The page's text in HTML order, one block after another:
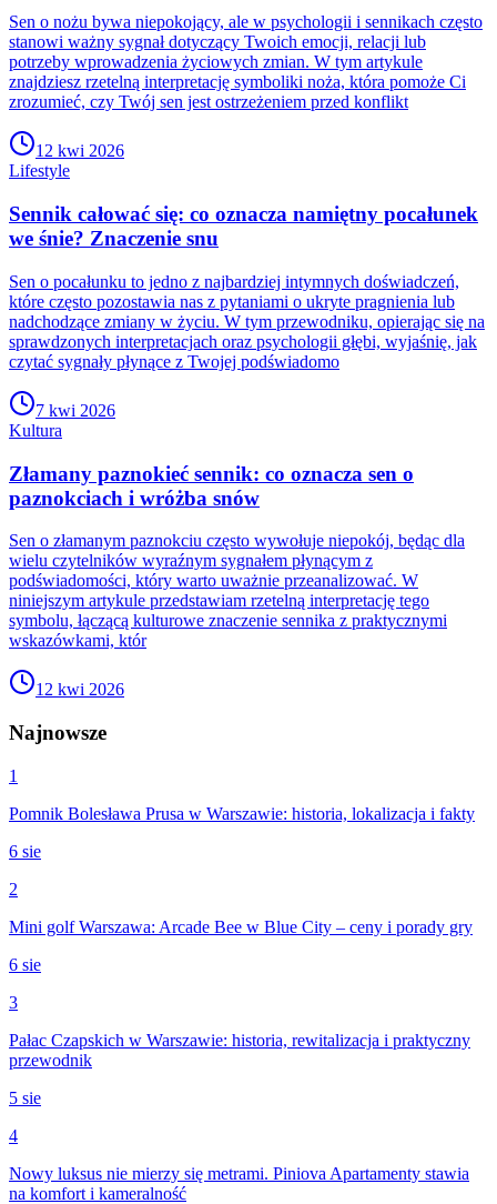
Sen o nożu bywa niepokojący, ale w psychologii i sennikach często
stanowi ważny sygnał dotyczący Twoich emocji, relacji lub
potrzeby wprowadzenia życiowych zmian. W tym artykule
znajdziesz rzetelną interpretację symboliki noża, która pomoże Ci
zrozumieć, czy Twój sen jest ostrzeżeniem przed konflikt
12 kwi 2026
Lifestyle
Sennik całować się: co oznacza namiętny pocałunek
we śnie? Znaczenie snu
Sen o pocałunku to jedno z najbardziej intymnych doświadczeń,
które często pozostawia nas z pytaniami o ukryte pragnienia lub
nadchodzące zmiany w życiu. W tym przewodniku, opierając się na
sprawdzonych interpretacjach oraz psychologii głębi, wyjaśnię, jak
czytać sygnały płynące z Twojej podświadomo
7 kwi 2026
Kultura
Złamany paznokieć sennik: co oznacza sen o
paznokciach i wróżba snów
Sen o złamanym paznokciu często wywołuje niepokój, będąc dla
wielu czytelników wyraźnym sygnałem płynącym z
podświadomości, który warto uważnie przeanalizować. W
niniejszym artykule przedstawiam rzetelną interpretację tego
symbolu, łączącą kulturowe znaczenie sennika z praktycznymi
wskazówkami, któr
12 kwi 2026
Najnowsze
1
Pomnik Bolesława Prusa w Warszawie: historia, lokalizacja i fakty
6 sie
2
Mini golf Warszawa: Arcade Bee w Blue City – ceny i porady gry
6 sie
3
Pałac Czapskich w Warszawie: historia, rewitalizacja i praktyczny
przewodnik
5 sie
4
Nowy luksus nie mierzy się metrami. Piniova Apartamenty stawia
na komfort i kameralność